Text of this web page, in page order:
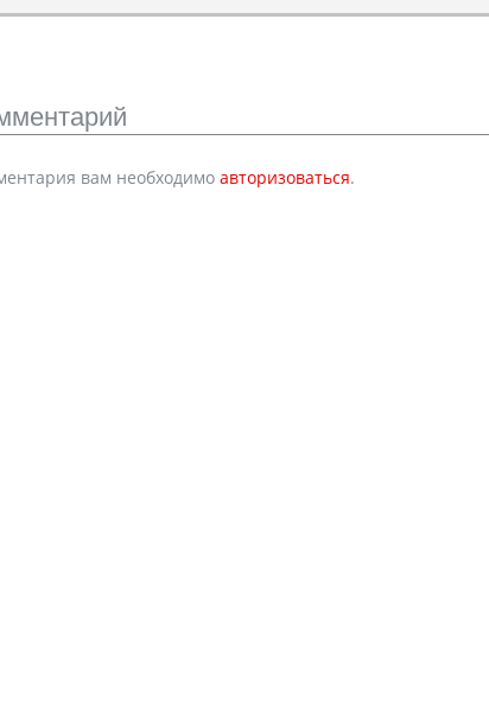
вам необходимо авторизоваться.